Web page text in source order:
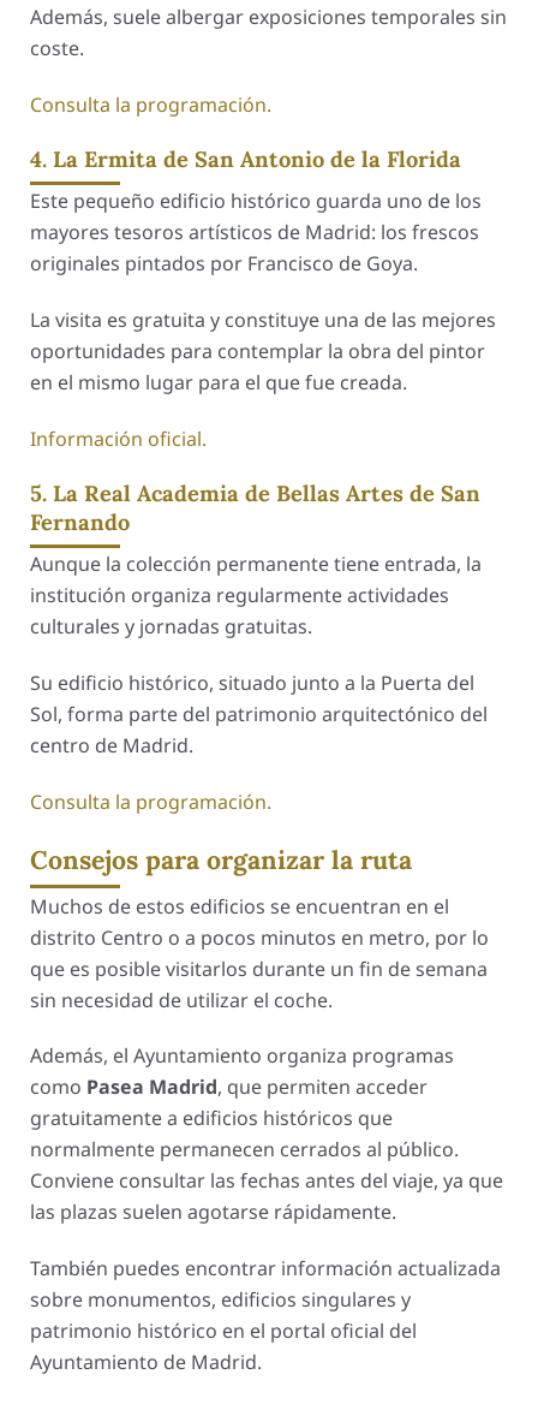
Además, suele albergar exposiciones temporales sin
coste.
Consulta la programación.
4. La Ermita de San Antonio de la Florida
Este pequeño edificio histórico guarda uno de los
mayores tesoros artísticos de Madrid: los frescos
originales pintados por Francisco de Goya.
La visita es gratuita y constituye una de las mejores
oportunidades para contemplar la obra del pintor
en el mismo lugar para el que fue creada.
Información oficial.
5. La Real Academia de Bellas Artes de San
Fernando
Aunque la colección permanente tiene entrada, la
institución organiza regularmente actividades
culturales y jornadas gratuitas.
Su edificio histórico, situado junto a la Puerta del
Sol, forma parte del patrimonio arquitectónico del
centro de Madrid.
Consulta la programación.
Consejos para organizar la ruta
Muchos de estos edificios se encuentran en el
distrito Centro o a pocos minutos en metro, por lo
que es posible visitarlos durante un fin de semana
sin necesidad de utilizar el coche.
Además, el Ayuntamiento organiza programas
como Pasea Madrid, que permiten acceder
gratuitamente a edificios históricos que
normalmente permanecen cerrados al público.
Conviene consultar las fechas antes del viaje, ya que
las plazas suelen agotarse rápidamente.
También puedes encontrar información actualizada
sobre monumentos, edificios singulares y
patrimonio histórico en el portal oficial del
Ayuntamiento de Madrid.